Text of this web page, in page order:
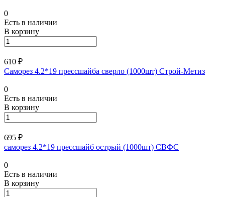
0
Есть в наличии
В корзину
610 ₽
Саморез 4.2*19 прессшайба сверло (1000шт) Строй-Метиз
0
Есть в наличии
В корзину
695 ₽
саморез 4.2*19 прессшайб острый (1000шт) СВФС
0
Есть в наличии
В корзину